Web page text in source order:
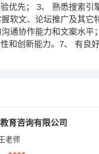
优先； 3、 熟悉搜索引
软文、论坛推广及其它
通协作能力和文案水平
和创新能力。7、 有良
育咨询有限公司
老师